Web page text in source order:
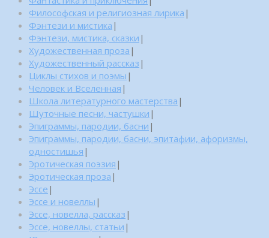
Философская и религиозная лирика |
Фэнтези и мистика |
Фэнтези, мистика, сказки |
Художественная проза |
Художественный рассказ |
Циклы стихов и поэмы |
Человек и Вселенная |
Школа литературного мастерства |
Шуточные песни, частушки |
Эпиграммы, пародии, басни |
Эпиграммы, пародии, басни, эпитафии, афоризмы,
одностишья |
Эротическая поэзия |
Эротическая проза |
Эссе |
Эссе и новеллы |
Эссе, новелла, рассказ |
Эссе, новеллы, статьи |